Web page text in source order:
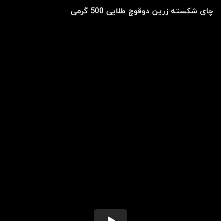
چای شکسته زرین دوقوچ طلایی 500 گرمی